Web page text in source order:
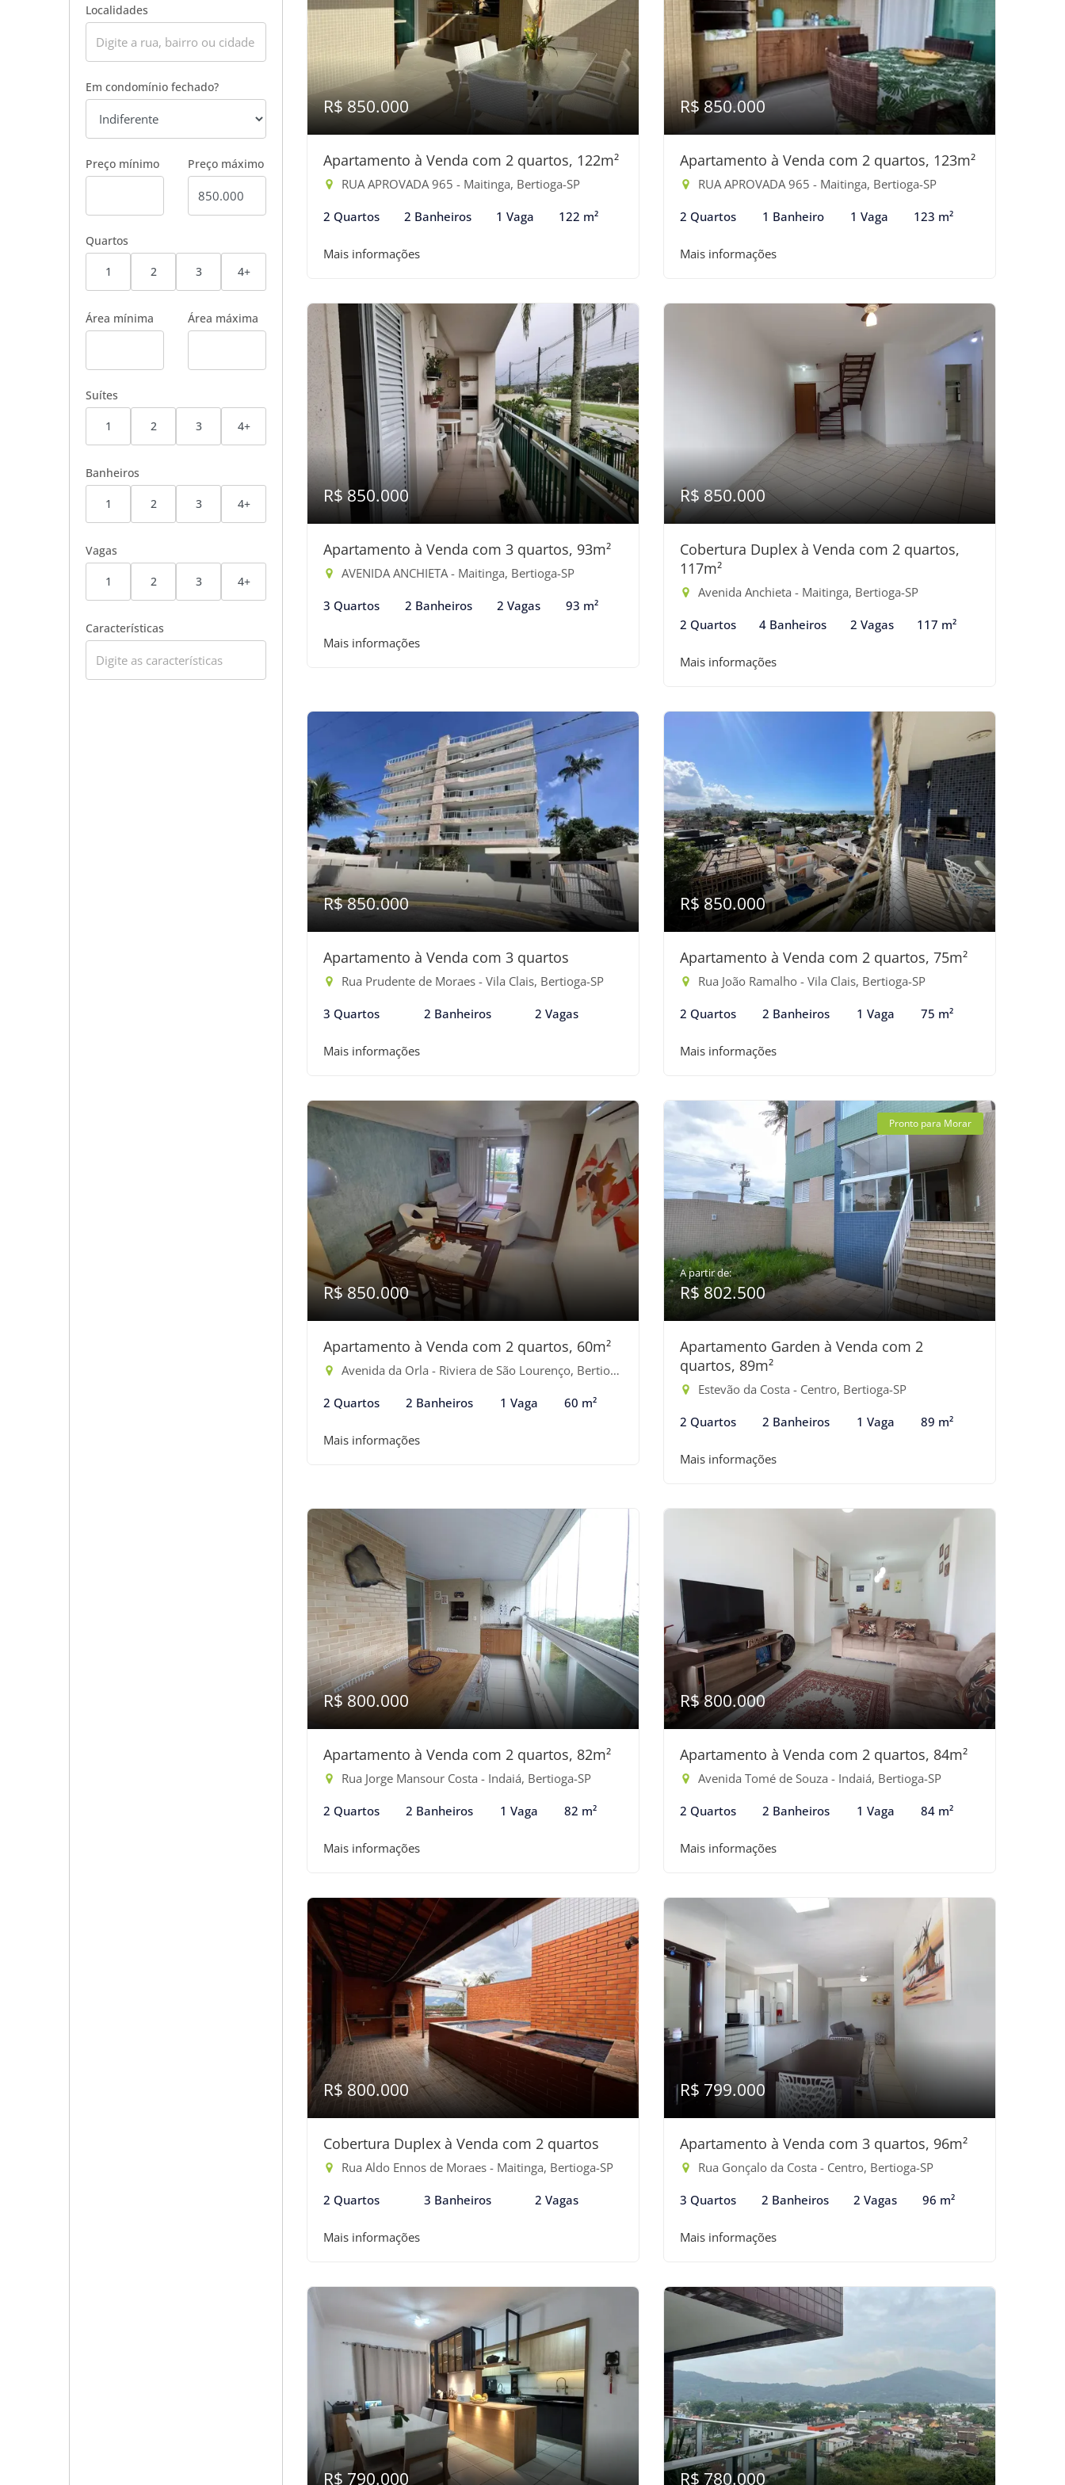
Localidades
Em condomínio fechado?
Preço mínimo Preço máximo
Quartos
1 2 3 4+
Área mínima Área máxima
Suítes
1 2 3 4+
Banheiros
1 2 3 4+
Vagas
1 2 3 4+
Características
R$ 850.000
Apartamento à Venda com 2 quartos, 122m²
RUA APROVADA 965 - Maitinga, Bertioga-SP
2 Quartos 2 Banheiros 1 Vaga 122 m²
Mais informações
R$ 850.000
Apartamento à Venda com 2 quartos, 123m²
RUA APROVADA 965 - Maitinga, Bertioga-SP
2 Quartos 1 Banheiro 1 Vaga 123 m²
Mais informações
R$ 850.000
Apartamento à Venda com 3 quartos, 93m²
AVENIDA ANCHIETA - Maitinga, Bertioga-SP
3 Quartos 2 Banheiros 2 Vagas 93 m²
Mais informações
R$ 850.000
Cobertura Duplex à Venda com 2 quartos,
117m²
Avenida Anchieta - Maitinga, Bertioga-SP
2 Quartos 4 Banheiros 2 Vagas 117 m²
Mais informações
R$ 850.000
Apartamento à Venda com 3 quartos
Rua Prudente de Moraes - Vila Clais, Bertioga-SP
3 Quartos 2 Banheiros 2 Vagas
Mais informações
R$ 850.000
Apartamento à Venda com 2 quartos, 75m²
Rua João Ramalho - Vila Clais, Bertioga-SP
2 Quartos 2 Banheiros 1 Vaga 75 m²
Mais informações
R$ 850.000
Apartamento à Venda com 2 quartos, 60m²
Avenida da Orla - Riviera de São Lourenço, Bertioga-SP
2 Quartos 2 Banheiros 1 Vaga 60 m²
Mais informações
Pronto para Morar
A partir de:
R$ 802.500
Apartamento Garden à Venda com 2
quartos, 89m²
Estevão da Costa - Centro, Bertioga-SP
2 Quartos 2 Banheiros 1 Vaga 89 m²
Mais informações
R$ 800.000
Apartamento à Venda com 2 quartos, 82m²
Rua Jorge Mansour Costa - Indaiá, Bertioga-SP
2 Quartos 2 Banheiros 1 Vaga 82 m²
Mais informações
R$ 800.000
Apartamento à Venda com 2 quartos, 84m²
Avenida Tomé de Souza - Indaiá, Bertioga-SP
2 Quartos 2 Banheiros 1 Vaga 84 m²
Mais informações
R$ 800.000
Cobertura Duplex à Venda com 2 quartos
Rua Aldo Ennos de Moraes - Maitinga, Bertioga-SP
2 Quartos 3 Banheiros 2 Vagas
Mais informações
R$ 799.000
Apartamento à Venda com 3 quartos, 96m²
Rua Gonçalo da Costa - Centro, Bertioga-SP
3 Quartos 2 Banheiros 2 Vagas 96 m²
Mais informações
R$ 790.000 R$ 780.000